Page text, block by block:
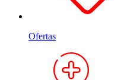
Ofertas